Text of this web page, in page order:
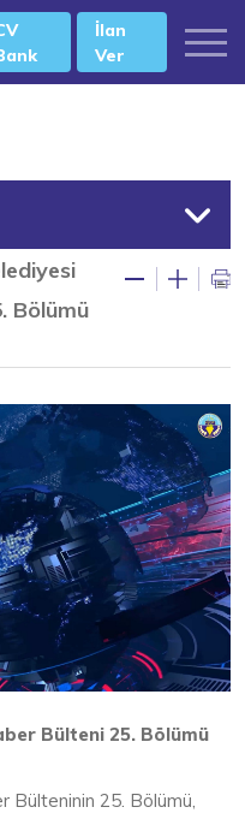
İlan
Ver
Bölümü
Bülteni 25. Bölümü
Bülteninin 25. Bölümü,